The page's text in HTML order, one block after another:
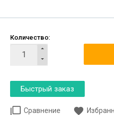
Количество:
Сравнение